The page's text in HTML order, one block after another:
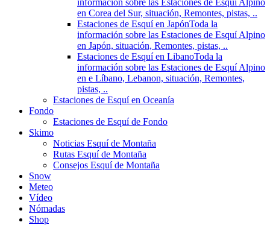
información sobre las Estaciones de Esquí Alpino
en Corea del Sur, situación, Remontes, pistas, ..
Estaciones de Esquí en JapónToda la
información sobre las Estaciones de Esquí Alpino
en Japón, situación, Remontes, pistas, ..
Estaciones de Esquí en LibanoToda la
información sobre las Estaciones de Esquí Alpino
en e Líbano, Lebanon, situación, Remontes,
pistas, ..
Estaciones de Esquí en Oceanía
Fondo
Estaciones de Esquí de Fondo
Skimo
Noticias Esquí de Montaña
Rutas Esquí de Montaña
Consejos Esquí de Montaña
Snow
Meteo
Vídeo
Nómadas
Shop